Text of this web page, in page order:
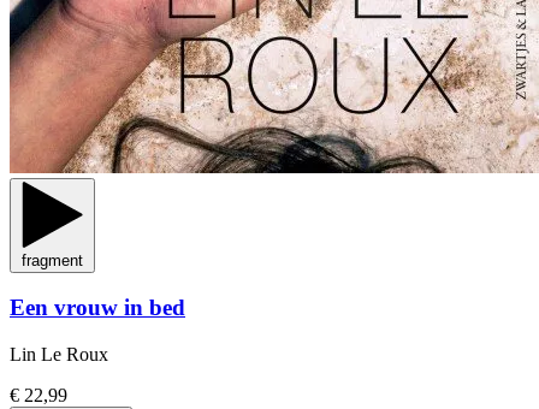
fragment
Een vrouw in bed
Lin Le Roux
€ 22,99